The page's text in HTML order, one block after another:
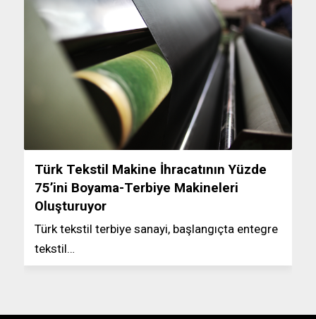
Türk Tekstil Makine İhracatının Yüzde
75’ini Boyama-Terbiye Makineleri
Oluşturuyor
Türk tekstil terbiye sanayi, başlangıçta entegre
tekstil…